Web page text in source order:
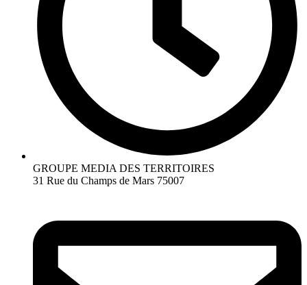
GROUPE MEDIA DES TERRITOIRES
31 Rue du Champs de Mars 75007